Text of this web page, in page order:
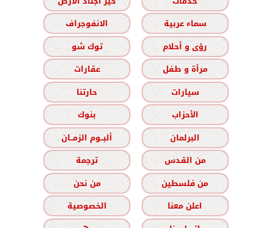
سماء عربية
الانفوجراف
رؤى و أحلام
توك شو
مرأة و طفل
عقارات
سيارات
حارتنا
الأحزاب
بنوك
البرلمان
ألبــوم الزمــان
من القدس
ترجمة
من فلسطين
من نحن
اعلن معنا
الخصوصية